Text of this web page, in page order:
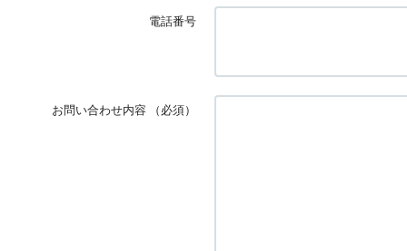
電話番号
お問い合わせ内容 （必須）